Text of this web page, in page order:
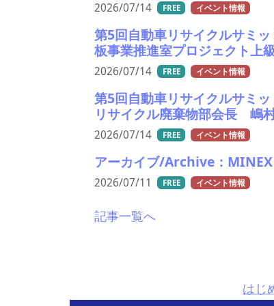
2026/07/14 FREE イベント情報
第5回自動車リサイクルサミ
板事業推進室プロジェクト
2026/07/14 FREE イベント情報
第5回自動車リサイクルサミ
リサイクル廃棄物部会長 嶋
2026/07/14 FREE イベント情報
アーカイブ/Archive：MINEX
2026/07/11 FREE イベント情報
記事一覧へ
はじ